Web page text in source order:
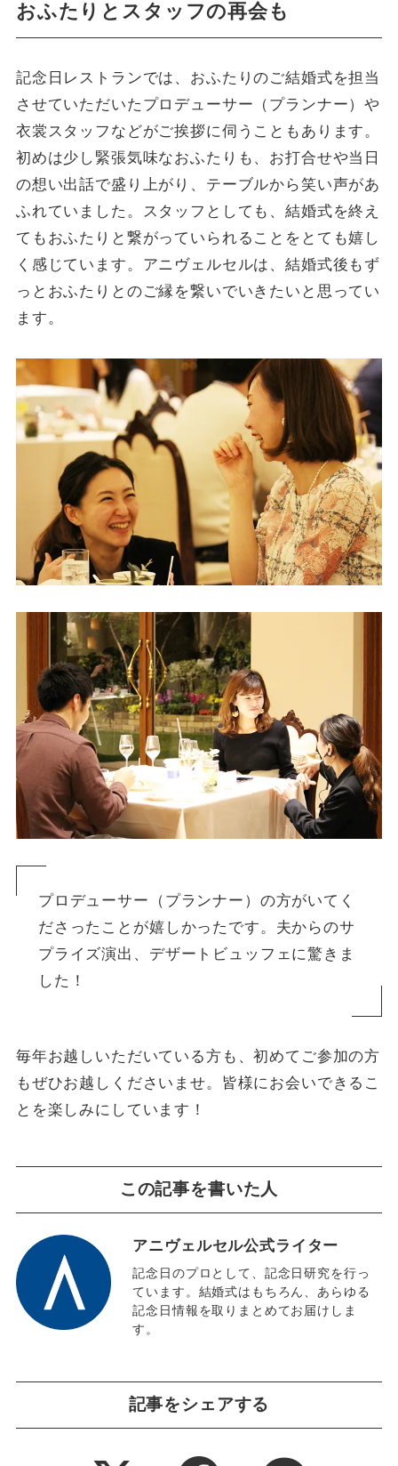
おふたりとスタッフの再会も
記念日レストランでは、おふたりのご結婚式を担当
させていただいたプロデューサー（プランナー）や
衣裳スタッフなどがご挨拶に伺うこともあります。
初めは少し緊張気味なおふたりも、お打合せや当日
の想い出話で盛り上がり、テーブルから笑い声があ
ふれていました。スタッフとしても、結婚式を終え
てもおふたりと繋がっていられることをとても嬉し
く感じています。アニヴェルセルは、結婚式後もず
っとおふたりとのご縁を繋いでいきたいと思ってい
ます。
プロデューサー（プランナー）の方がいてく
ださったことが嬉しかったです。夫からのサ
プライズ演出、デザートビュッフェに驚きま
した！
毎年お越しいただいている方も、初めてご参加の方
もぜひお越しくださいませ。皆様にお会いできるこ
とを楽しみにしています！
この記事を書いた人
アニヴェルセル公式ライター
記念日のプロとして、記念日研究を行っ
ています。結婚式はもちろん、あらゆる
記念日情報を取りまとめてお届けしま
す。
記事をシェアする